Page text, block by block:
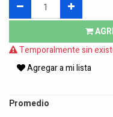
Temporalmente sin
Agregar a mi lista
Promedio